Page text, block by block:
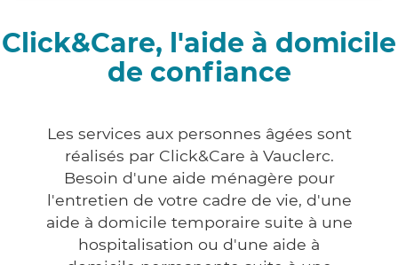
Click&Care, l'aide à domicile
de confiance
Les services aux personnes âgées sont
réalisés par Click&Care à Vauclerc.
Besoin d'une aide ménagère pour
l'entretien de votre cadre de vie, d'une
aide à domicile temporaire suite à une
hospitalisation ou d'une aide à